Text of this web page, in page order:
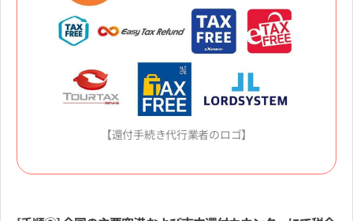
【還付手続き代行業者のロゴ】